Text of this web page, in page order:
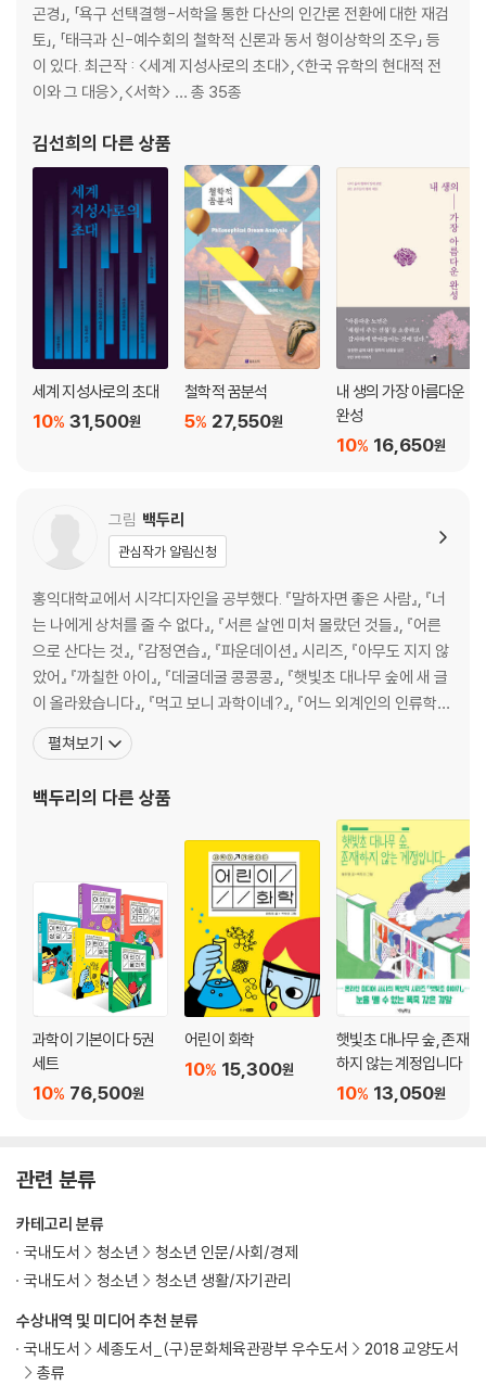
곤경」, 「욕구 선택결행-서학을 통한 다산의 인간론 전환에 대한 재검
토」, 「태극과 신-예수회의 철학적 신론과 동서 형이상학의 조우」 등
이 있다. 최근작 : <세계 지성사로의 초대>,<한국 유학의 현대적 전
이와 그 대응>,<서학> … 총 35종
김선희의 다른 상품
세계 지성사로의 초대
31,500원
10%
철학적 꿈분석
27,550원
5%
내 생의 가장 아름다운
완성
16,650원
10%
그림 백두리
관심작가 알림신청
홍익대학교에서 시각디자인을 공부했다. 『말하자면 좋은 사람』, 『너
는 나에게 상처를 줄 수 없다』, 『서른 살엔 미처 몰랐던 것들』, 『어른
으로 산다는 것』, 『감정연습』, 『파운데이션』 시리즈, 『아무도 지지 않
았어』 『까칠한 아이』, 『데굴데굴 콩콩콩』, 『햇빛초 대나무 숲에 새 글
이 올라왔습니다』, 『먹고 보니 과학이네?』, 『어느 외계인의 인류학
보고서』, 『미래가 온다, 플라스틱』, 『미래가 온다, 매직 사이언스』,
『솔직함의 적정선』, 『그리고 먹고살려고요』 등 여러 책의 표지와 내
‘위로 전문 그림 작
펼쳐보기
백두리 의 다른 상품
과학이 기본이다 5권
세트
76,500원
10%
어린이 화학
15,300원
10%
햇빛초 대나무 숲, 존재
하지 않는 계정입니다
13,050원
10%
관련 분류
수상내역 및 미디어 추천 분류
국내도서
세종도서_(구)문화체육관광부 우수도서
2018 교양도서
총류
카테고리 분류
국내도서
청소년
청소년 인문/사회/경제
국내도서
청소년 청소년 생활/자기관리